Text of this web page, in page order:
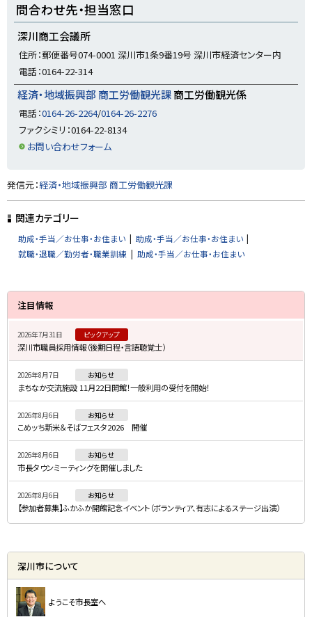
る
問合わせ先・担当窓口
深川商工会議所
住所：郵便番号074-0001 深川市1条9番19号 深川市経済センター内
電話：0164-22-314
経済・地域振興部 商工労働観光課商工労働観光係
電話：0164-26-2264/0164-26-2276
ファクシミリ：0164-22-8134
お問い合わせフォーム
ト
ッ
プ
発信元：経済・地域振興部 商工労働観光課
関連カテゴリー
助成・手当／お仕事・お住まい
助成・手当／お仕事・お住まい
就職・退職／勤労者・職業訓練
助成・手当／お仕事・お住まい
サ
イ
・
メ
ニ
ュ
ー
注目情報
2026年7月31日 ピックアップ
深川市職員採用情報（後期日程・言語聴覚士）
2026年8月7日 お知らせ
まちなか交流施設 11月22日開館！一般利用の受付を開始！
2026年8月6日 お知らせ
こめッち新米＆そばフェスタ2026 開催
2026年8月6日 お知らせ
市長タウンミーティングを開催しました
2026年8月6日 お知らせ
【参加者募集】ふかふか開館記念イベント（ボランティア、有志によるステージ出演）
深川市について
ようこそ市長室へ